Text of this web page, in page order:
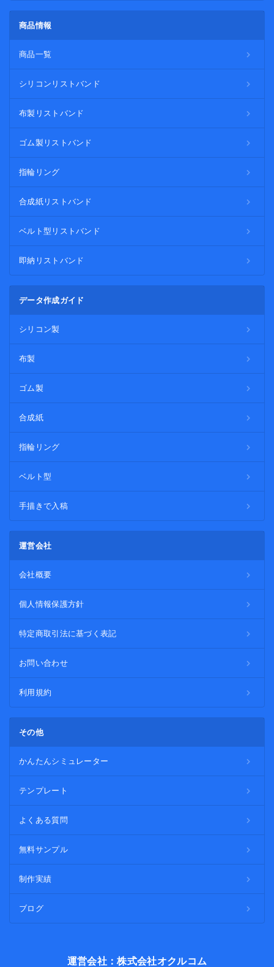
運営会社：株式会社オクルコム
商品情報
商品一覧
シリコンリストバンド
布製リストバンド
ゴム製リストバンド
指輪リング
合成紙リストバンド
ベルト型リストバンド
即納リストバンド
データ作成ガイド
シリコン製
布製
ゴム製
合成紙
指輪リング
ベルト型
手描きで入稿
運営会社
会社概要
個人情報保護方針
特定商取引法に基づく表記
お問い合わせ
利用規約
その他
かんたんシミュレーター
テンプレート
よくある質問
無料サンプル
制作実績
ブログ